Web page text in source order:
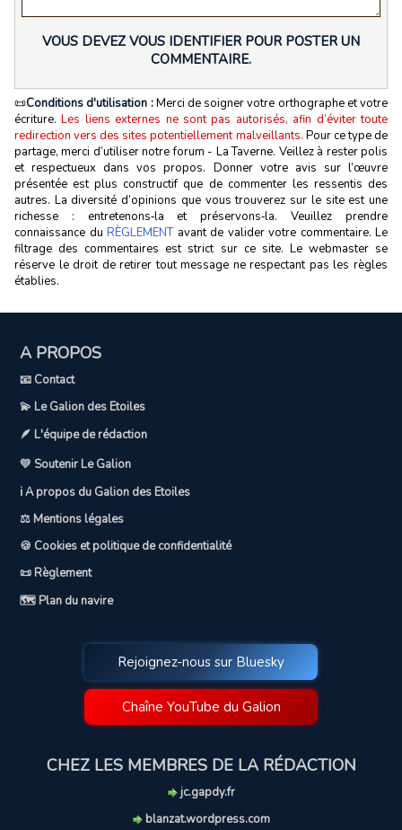
VOUS DEVEZ VOUS IDENTIFIER POUR POSTER UN
COMMENTAIRE.
📜Conditions d'utilisation :Merci de soigner votre orthographe et votre
écriture.Les liens externes ne sont pas autorisés, afin d’éviter toute
redirection vers des sites potentiellement malveillants. Pour ce type de
partage, merci d’utiliser notre forum - La Taverne. Veillez à rester polis
et respectueux dans vos propos. Donner votre avis sur l’œuvre
présentée est plus constructif que de commenter les ressentis des
autres. La diversité d’opinions que vous trouverez sur le site est une
richesse : entretenons‑la et préservons‑la. Veuillez prendre
connaissance du RÈGLEMENTavant de valider votre commentaire. Le
filtrage des commentaires est strict sur ce site. Le webmaster se
réserve le droit de retirer tout message ne respectant pas les règles
établies.
A PROPOS
📧 Contact
💫 Le Galion des Etoiles
🪶 L'équipe de rédaction
💛 Soutenir Le Galion
ℹ️ A propos du Galion des Etoiles
⚖️ Mentions légales
🍪 Cookies et politique de confidentialité
📜 Règlement
🗺️ Plan du navire
Rejoignez-nous sur Bluesky
Chaîne YouTube du Galion
CHEZ LES MEMBRES DE LA RÉDACTION
jc.gapdy.fr
blanzat.wordpress.com